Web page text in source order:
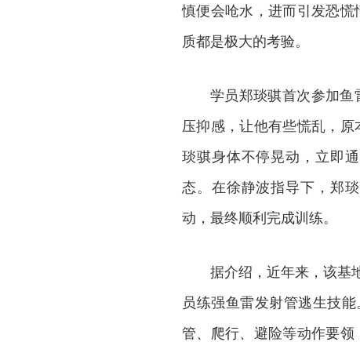
慎便会呛水，进而引发恐
质都是极大的考验。
学员郑琰骐首次参加
压抑感，让他有些慌乱，
琰骐身体不停晃动，立即
态。在徐静波指导下，郑
动，最终顺利完成训练。
据介绍，近年来，该基
员练强鱼雷发射管逃生技
管、爬行、避险等动作要